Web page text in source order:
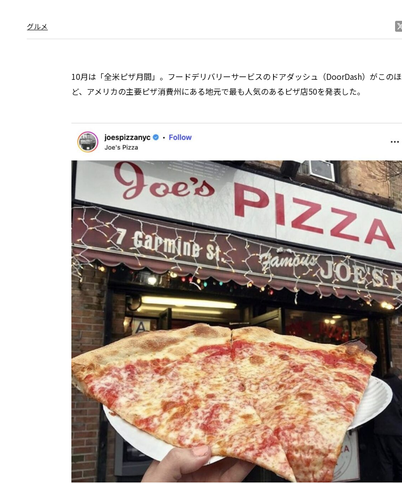
グルメ
10月は「全米ピザ月間」。フードデリバリーサービスのドアダッシュ（DoorDash）がこのほ
ど、アメリカの主要ピザ消費州にある地元で最も人気のあるピザ店50を発表した。